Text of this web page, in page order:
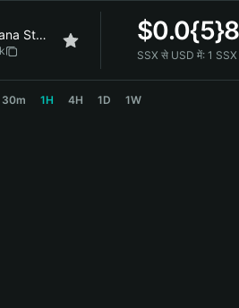
Solana Stock Index $
SSX से USD में: 1
30m 1H 4H 1D 1W